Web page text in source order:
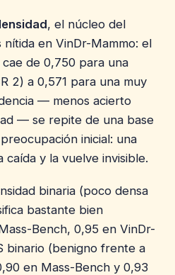
, el núcleo del
en VinDr-Mammo: el
de 0,750 para una
2) a 0,571 para una muy
— menos acierto
— se repite de una base
inicial: una
caída y la vuelve invisible.
binaria (poco densa
bastante bien
Bench, 0,95 en VinDr-
binario (benigno frente a
en Mass-Bench y 0,93